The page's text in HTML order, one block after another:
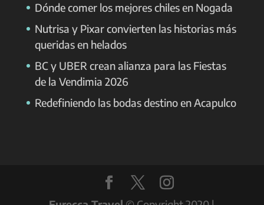
Dónde comer los mejores chiles en Nogada
Nutrisa y Pixar convierten las historias más
queridas en helados
BC y UBER crean alianza para las Fiestas
de la Vendimia 2026
Redefiniendo las bodas destino en Acapulco